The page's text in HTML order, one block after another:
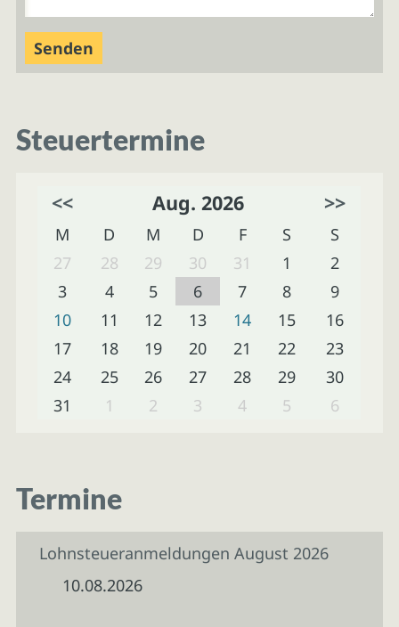
Steuertermine
<< Aug. 2026 >>
M D M D F S
S
27
28 29 30 31 1
2
3
4 5 6 7 8
9
10
11 12 13 14 15
16
17
18 19 20 21 22
23
24
25 26 27 28 29
30
31
1 2 3 4 5 6
Termine
Lohnsteueranmeldungen August 2026
10.08.2026